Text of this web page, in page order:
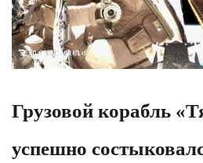
Грузовой корабль
успешно